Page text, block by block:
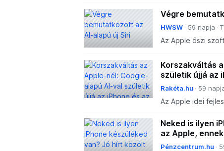
Végre
HWSW 59 napja
Az Apple őszi
Korszakváltás
születik újjá az
Rakéta.hu 59
Az Apple idei
mutatták be,
Neked is ilyen
az Apple,
Pénzcentrum.hu